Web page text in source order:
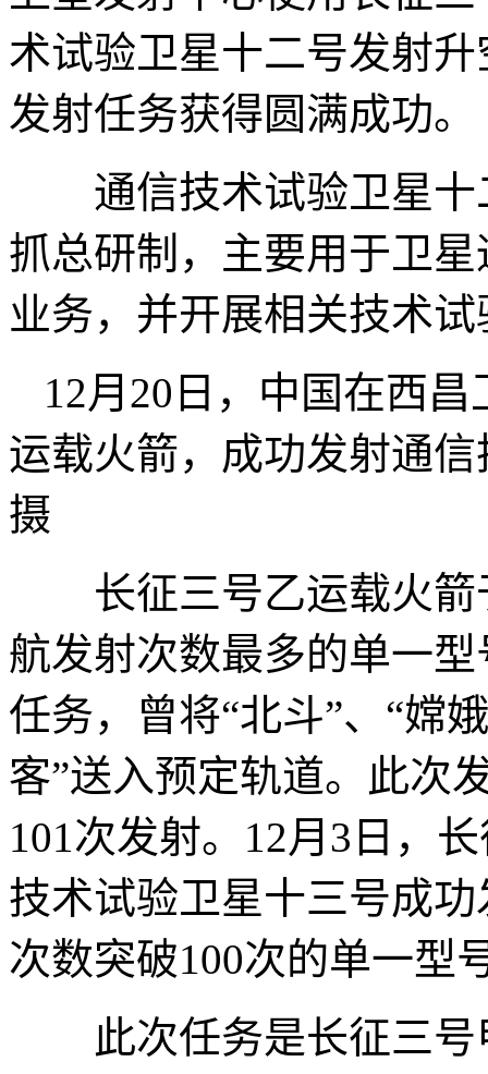
术试验卫星十二号发射
发射任务获得圆满成功。
通信技术试验卫星十
抓总研制，主要用于卫
业务，并开展相关技术
12月20日，中国在西
运载火箭，成功发射通
摄
长征三号乙运载火箭
航发射次数最多的单一
任务，曾将“北斗”、“嫦
客”送入预定轨道。此次
101次发射。12月3日，
技术试验卫星十三号成
次数突破100次的单一型
此次任务是长征三号